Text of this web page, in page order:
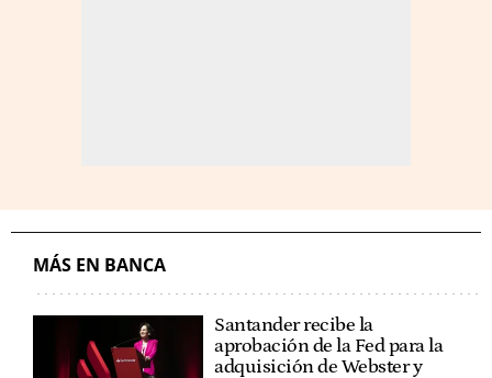
MÁS EN BANCA
Santander recibe la
aprobación de la Fed para la
adquisición de Webster y